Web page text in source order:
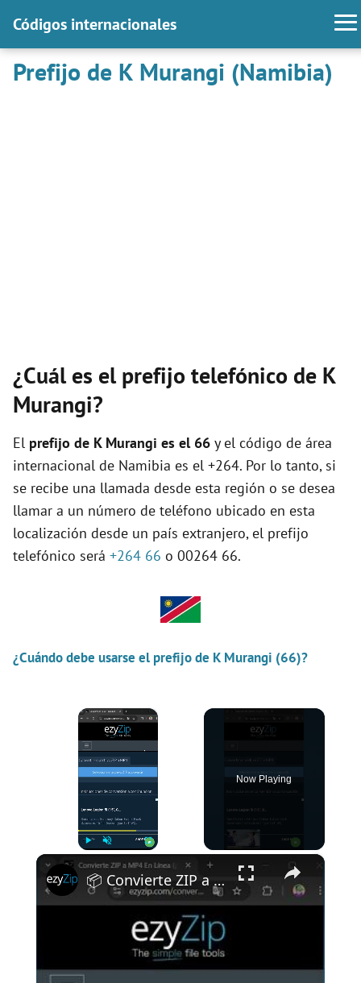
Códigos internacionales
Prefijo de K Murangi (Namibia)
¿Cuál es el prefijo telefónico de K
Murangi?
El prefijo de K Murangi es el 66 y el código de área
internacional de Namibia es el +264. Por lo tanto, si
se recibe una llamada desde esta región o se desea
llamar a un número de teléfono ubicado en esta
localización desde un país extranjero, el prefijo
telefónico será +264 66 o 00264 66.
¿Cuándo debe usarse el prefijo de K Murangi (66)?
×
Now Playing
×
📦 Convierte ZIP a MP4 en Tu Navegador | No Requiere Instalación De Software